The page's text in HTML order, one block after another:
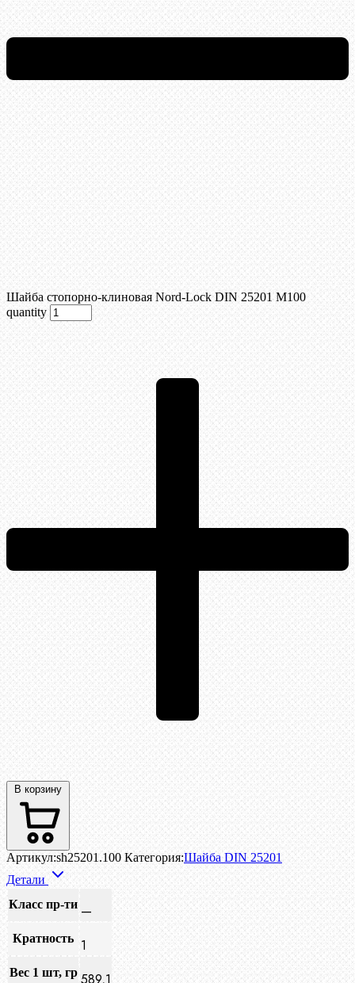
Шайба стопорно-клиновая Nord-Lock DIN 25201 М100
quantity
В корзину
Артикул:sh25201.100 Категория:Шайба DIN 25201
Детали
Класс пр-ти —
Кратность 1
Вес 1 шт, гр